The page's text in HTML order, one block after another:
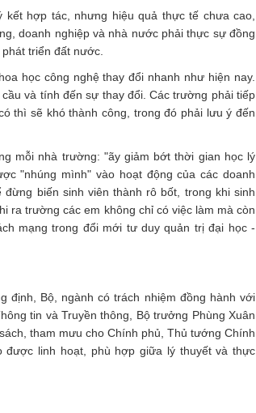
hợp tác, nhưng hiệu quả thực tế chưa cao,
doanh nghiệp và nhà nước phải thực sự đồng
triển đất nước.
học công nghệ thay đổi nhanh như hiện nay.
và tính đến sự thay đổi. Các trường phải tiếp
thì sẽ khó thành công, trong đó phải lưu ý đến
mỗi nhà trường: "ãy giảm bớt thời gian học lý
"nhúng mình" vào hoạt động của các doanh
biến sinh viên thành rô bốt, trong khi sinh
ra trường các em không chỉ có việc làm mà còn
mạng trong đổi mới tư duy quản trị đại học -
định, Bộ, ngành có trách nhiệm đồng hành với
tin và Truyền thông, Bộ trưởng Phùng Xuân
tham mưu cho Chính phủ, Thủ tướng Chính
được linh hoạt, phù hợp giữa lý thuyết và thực